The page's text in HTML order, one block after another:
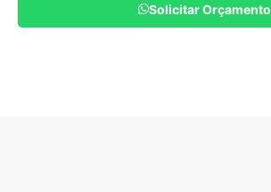
Solicitar Orçamento